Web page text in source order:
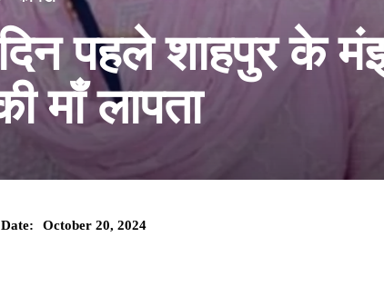
पहले शाहपुर के
माँ लापता
Date: October 20, 2024